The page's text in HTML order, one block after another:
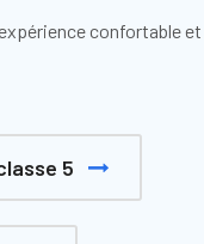
confortable
5